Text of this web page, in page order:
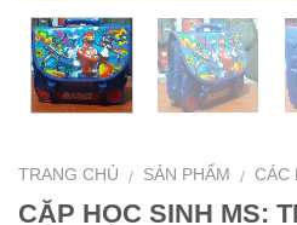
TRANG CHỦ / SẢN PHẨM / CÁC
CẶP HỌC SINH MS: